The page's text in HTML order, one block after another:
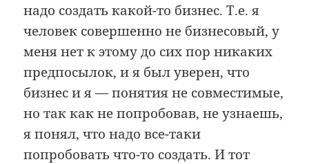
надо создать какой-то бизнес. Т.е. я
человек совершенно не бизнесовый, у
меня нет к этому до сих пор никаких
предпосылок, и я был уверен, что
бизнес и я — понятия не совместимые,
но так как не попробовав, не узнаешь,
я понял, что надо все-таки
попробовать что-то создать. И тот